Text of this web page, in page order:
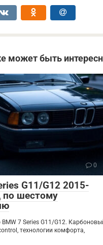
может быть
0
G11/G12 2015-
по шестому
7 Series G11/G12.
технологии комфорта,